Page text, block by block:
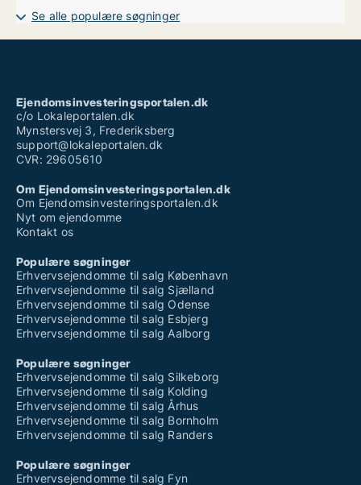
Se alle populære søgninger
Ejendomsinvesteringsportalen.dk
c/o Lokaleportalen.dk
Mynstersvej 3, Frederiksberg
support@lokaleportalen.dk
CVR: 29605610
Om Ejendomsinvesteringsportalen.dk
Om Ejendomsinvesteringsportalen.dk
Nyt om ejendomme
Kontakt os
Populære søgninger
Erhvervsejendomme til salg København
Erhvervsejendomme til salg Sjælland
Erhvervsejendomme til salg Odense
Erhvervsejendomme til salg Esbjerg
Erhvervsejendomme til salg Aalborg
Populære søgninger
Erhvervsejendomme til salg Silkeborg
Erhvervsejendomme til salg Kolding
Erhvervsejendomme til salg Århus
Erhvervsejendomme til salg Bornholm
Erhvervsejendomme til salg Randers
Populære søgninger
Erhvervsejendomme til salg Fyn